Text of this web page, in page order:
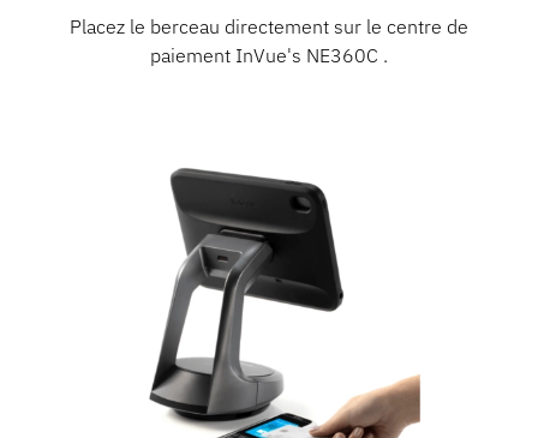
Placez le berceau directement sur le centre de
paiement InVue's NE360C .